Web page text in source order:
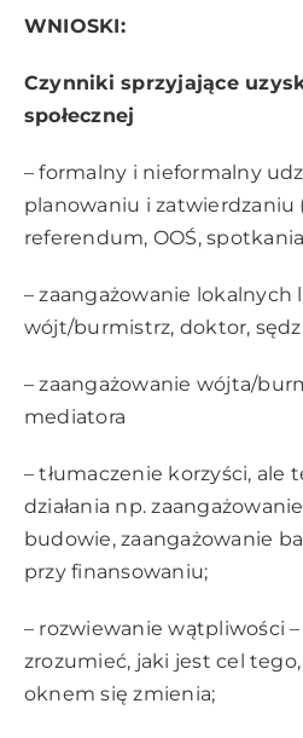
WNIOSKI:
Czynniki sprzyjające
społecznej
– formalny i nieformalny
planowaniu i zatwierdzaniu
referendum, OOŚ,
– zaangażowanie lokalnych
wójt/burmistrz, doktor,
– zaangażowanie wójta/
mediatora
– tłumaczenie korzyści, ale
działania np.
budowie, zaangażowanie
przy finansowaniu;
– rozwiewanie wątpliwości
zrozumieć, jaki jest cel
oknem się zmienia;